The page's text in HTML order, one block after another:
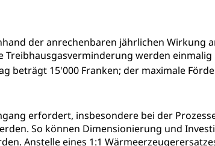
der anrechenbaren jährlichen Wirkung
Treibhausgasverminderung werden einmalig
beträgt 15'000 Franken; der maximale
erfordert, insbesondere bei der
So können Dimensionierung und
Anstelle eines 1:1
Schwerverkehr, leistungsabhängige
LU, OW, NW, ZG)
Tod, Zivilstandsamt, Zivilstandsregiste